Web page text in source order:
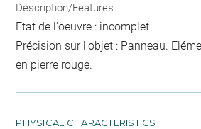
Description/Features
Etat de l'oeuvre : incomplet
Précision sur l'objet : Panneau.
en pierre rouge.
PHYSICAL CHARACTERISTICS